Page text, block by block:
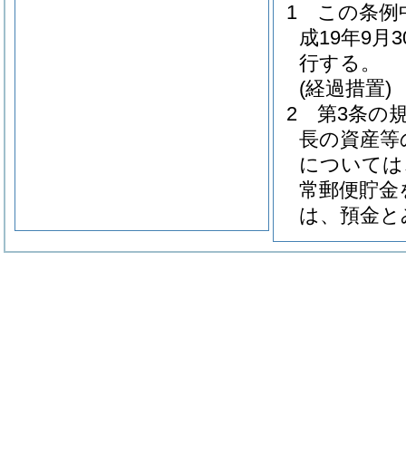
1
この条例
成19年9月
行する。
(経過措置)
2
第3条の
長の資産等
について
常郵便貯金
は、預金